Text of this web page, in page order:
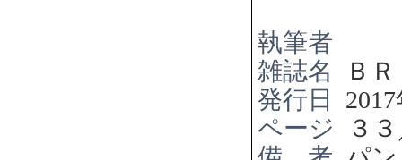
執筆者
雑誌名
Ｂ
発行日
2017
ページ
３